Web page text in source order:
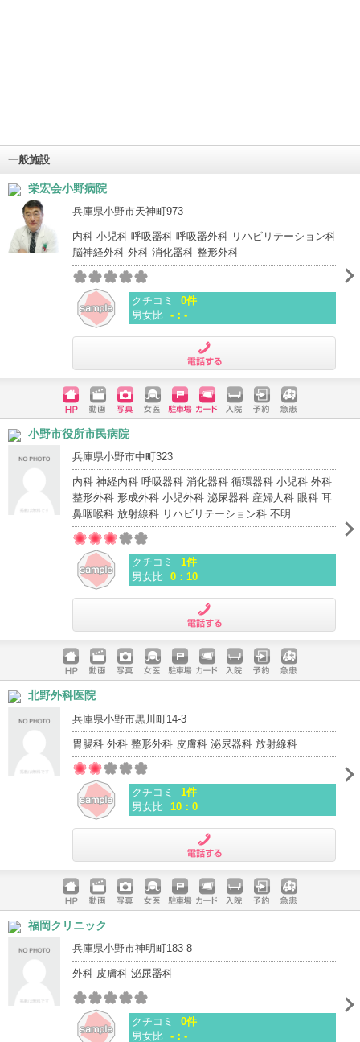
一般施設
栄宏会小野病院
兵庫県小野市天神町973
内科 小児科 呼吸器科 呼吸器外科 リハビリテーション科
脳神経外科 外科 消化器科 整形外科
クチコミ
0件
男女比 -：-
ホームペ
ージ
動画 写真 女医 駐車場
クレジッ
入院 予約 急患
小野市役所市民病院
兵庫県小野市中町323
内科 神経内科 呼吸器科 消化器科 循環器科 小児科 外科
整形外科 形成外科 小児外科 泌尿器科 産婦人科 眼科 耳
鼻咽喉科 放射線科 リハビリテーション科 不明
クチコミ
1件
男女比 0：10
ホームペ
ージ
動画 写真 女医 駐車場
クレジッ
入院 予約 急患
北野外科医院
兵庫県小野市黒川町14-3
胃腸科 外科 整形外科 皮膚科 泌尿器科 放射線科
クチコミ
1件
男女比
10：0
ホームペ
ージ
動画 写真 女医 駐車場
クレジッ
入院 予約 急患
福岡クリニック
兵庫県小野市神明町183-8
外科 皮膚科 泌尿器科
クチコミ
0件
男女比 -：-